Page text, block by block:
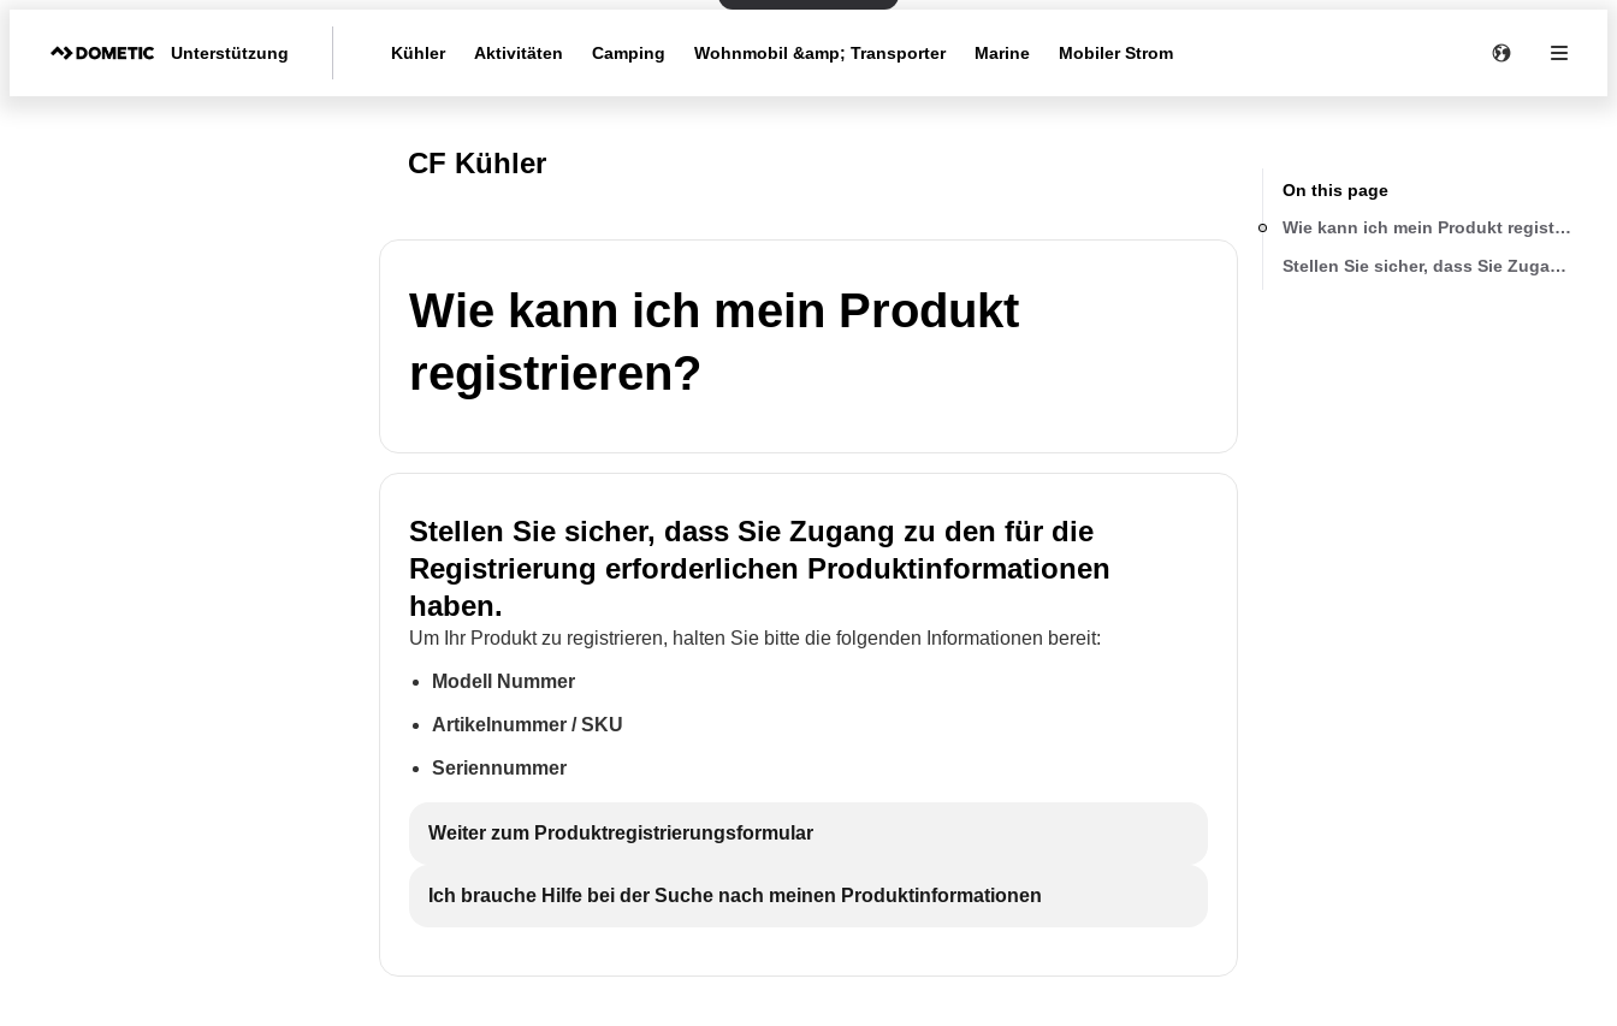
Unterstützung Kühler Aktivitäten Camping Wohnmobil &amp; Transporter Marine Mobiler Strom
CF Kühler
Wie kann ich mein Produkt
registrieren?
Stellen Sie sicher, dass Sie Zugang zu den für die
Registrierung erforderlichen Produktinformationen
haben.
Um Ihr Produkt zu registrieren, halten Sie bitte die folgenden Informationen bereit:
Modell Nummer
Artikelnummer / SKU
Seriennummer
Weiter zum Produktregistrierungsformular
Ich brauche Hilfe bei der Suche nach meinen Produktinformationen
On this page
Wie kann ich mein Produkt registrieren?
Stellen Sie sicher, dass Sie Zugang zu